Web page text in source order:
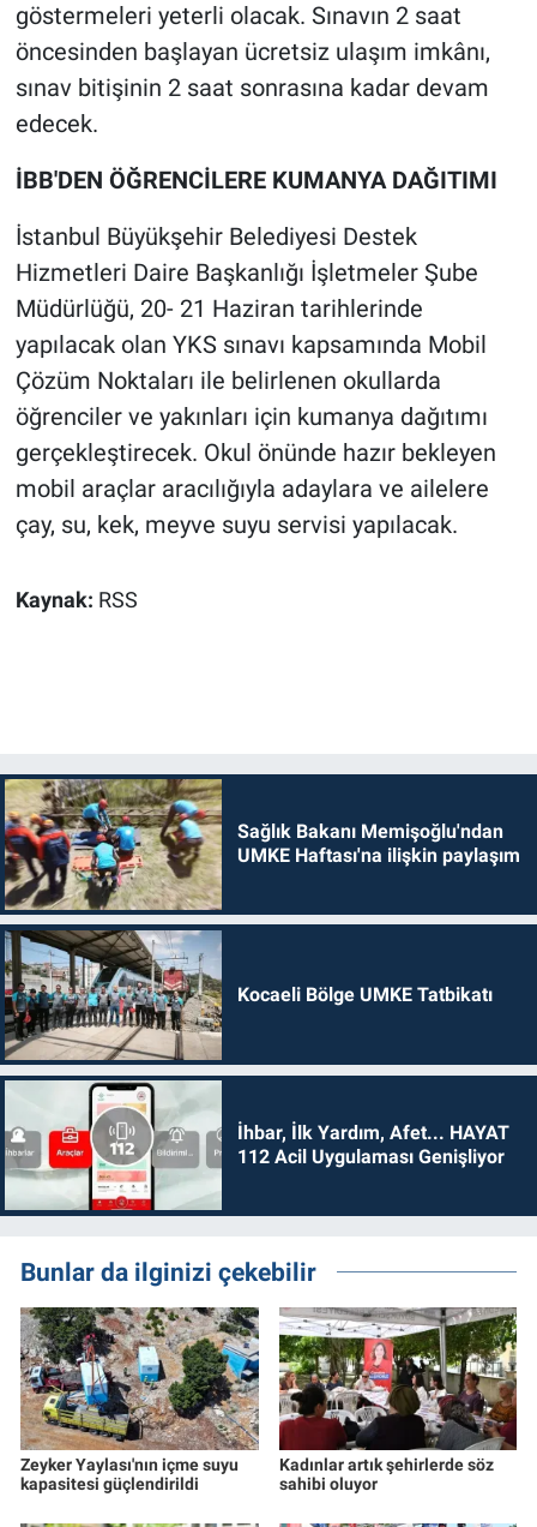
göstermeleri yeterli olacak. Sınavın 2 saat
öncesinden başlayan ücretsiz ulaşım imkânı,
sınav bitişinin 2 saat sonrasına kadar devam
edecek.
İBB'DEN ÖĞRENCİLERE KUMANYA DAĞITIMI
İstanbul Büyükşehir Belediyesi Destek
Hizmetleri Daire Başkanlığı İşletmeler Şube
Müdürlüğü, 20- 21 Haziran tarihlerinde
yapılacak olan YKS sınavı kapsamında Mobil
Çözüm Noktaları ile belirlenen okullarda
öğrenciler ve yakınları için kumanya dağıtımı
gerçekleştirecek. Okul önünde hazır bekleyen
mobil araçlar aracılığıyla adaylara ve ailelere
çay, su, kek, meyve suyu servisi yapılacak.
Kaynak: RSS
Sağlık Bakanı Memişoğlu'ndan
UMKE Haftası'na ilişkin paylaşım
Kocaeli Bölge UMKE Tatbikatı
İhbar, İlk Yardım, Afet... HAYAT
112 Acil Uygulaması Genişliyor
Bunlar da ilginizi çekebilir
Zeyker Yaylası'nın içme suyu
kapasitesi güçlendirildi
Kadınlar artık şehirlerde söz
sahibi oluyor